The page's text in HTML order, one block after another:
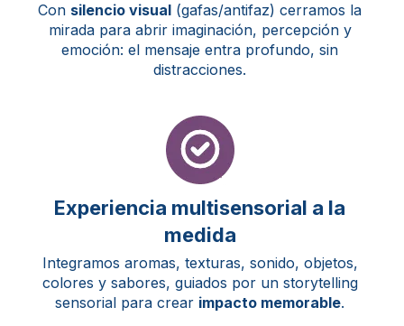
Con silencio visual (gafas/antifaz) cerramos la
mirada para abrir imaginación, percepción y
emoción: el mensaje entra profundo, sin
distracciones.
Experiencia multisensorial a la
medida
Integramos aromas, texturas, sonido, objetos,
colores y sabores, guiados por un storytelling
sensorial para crear impacto memorable.